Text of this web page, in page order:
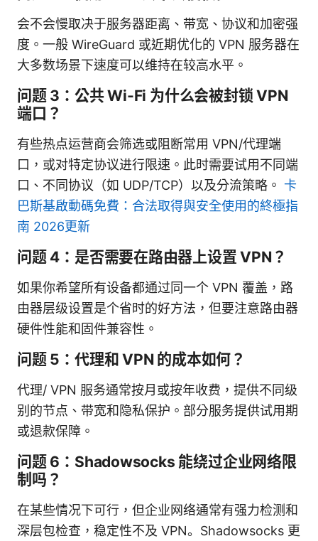
会不会慢取决于服务器距离、带宽、协议和加密强
度。一般 WireGuard 或近期优化的 VPN 服务器在
大多数场景下速度可以维持在较高水平。
问题 3：公共 Wi-Fi 为什么会被封锁 VPN
端口？
有些热点运营商会筛选或阻断常用 VPN/代理端
口，或对特定协议进行限速。此时需要试用不同端
口、不同协议（如 UDP/TCP）以及分流策略。 卡
巴斯基啟動碼免費：合法取得與安全使用的終極指
南 2026更新
问题 4：是否需要在路由器上设置 VPN？
如果你希望所有设备都通过同一个 VPN 覆盖，路
由器层级设置是个省时的好方法，但要注意路由器
硬件性能和固件兼容性。
问题 5：代理和 VPN 的成本如何？
代理/ VPN 服务通常按月或按年收费，提供不同级
别的节点、带宽和隐私保护。部分服务提供试用期
或退款保障。
问题 6：Shadowsocks 能绕过企业网络限
制吗？
在某些情况下可行，但企业网络通常有强力检测和
深层包检查，稳定性不及 VPN。Shadowsocks 更